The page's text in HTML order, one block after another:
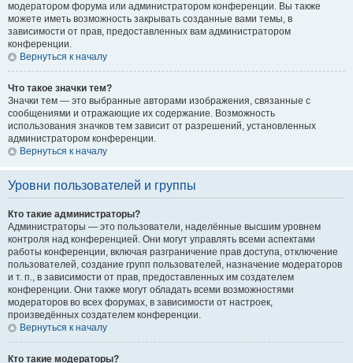
модератором форума или администратором конференции. Вы также
можете иметь возможность закрывать созданные вами темы, в
зависимости от прав, предоставленных вам администратором
конференции.
Вернуться к началу
Что такое значки тем?
Значки тем — это выбранные авторами изображения, связанные с
сообщениями и отражающие их содержание. Возможность
использования значков тем зависит от разрешений, установленных
администратором конференции.
Вернуться к началу
Уровни пользователей и группы
Кто такие администраторы?
Администраторы — это пользователи, наделённые высшим уровнем
контроля над конференцией. Они могут управлять всеми аспектами
работы конференции, включая разграничение прав доступа, отключение
пользователей, создание групп пользователей, назначение модераторов
и т. п., в зависимости от прав, предоставленных им создателем
конференции. Они также могут обладать всеми возможностями
модераторов во всех форумах, в зависимости от настроек,
произведённых создателем конференции.
Вернуться к началу
Кто такие модераторы?